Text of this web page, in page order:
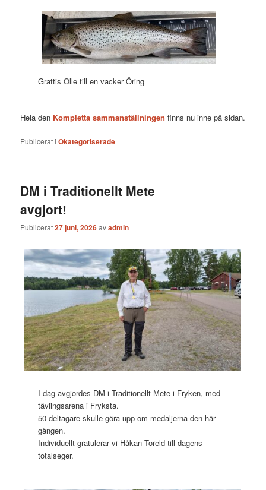
Grattis Olle till en vacker Öring
Hela den Kompletta sammanställningen finns nu inne på sidan.
Publicerat i Okategoriserade
DM i Traditionellt Mete
avgjort!
Publicerat27 juni, 2026avadmin
I dag avgjordes DM i Traditionellt Mete i Fryken, med
tävlingsarena i Fryksta.
50 deltagare skulle göra upp om medaljerna den här
gången.
Individuellt gratulerar vi Håkan Toreld till dagens
totalseger.